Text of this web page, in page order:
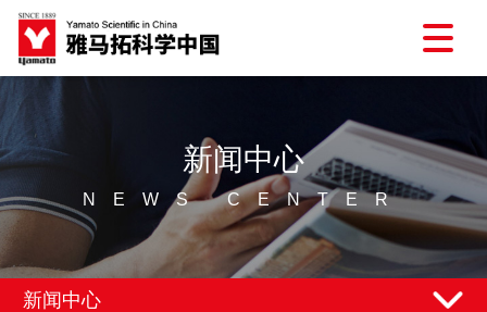
新闻中心
NEWS CENTER
新闻中心